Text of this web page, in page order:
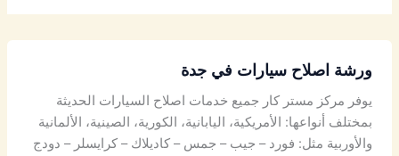
ورشة اصلاح سيارات في جدة
يوفر مركز مستر كار جميع خدمات اصلاح السيارات الحديثة
بمختلف أنواعها: الأمريكية، اليابانية، الكورية، الصينية، الألمانية
والأوربية مثل: فورد – جيب – جمس – كاديلاك – كرايسلر – دودج